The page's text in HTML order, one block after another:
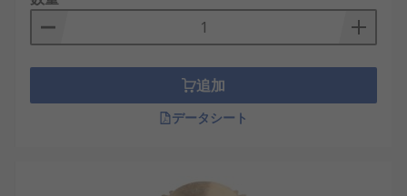
追加
データシート